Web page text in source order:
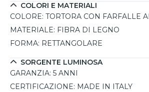
COLORI E MATERIALI
COLORE: TORTORA CON FARFALLE
MATERIALE: FIBRA DI LEGNO
FORMA: RETTANGOLARE
SORGENTE LUMINOSA
GARANZIA: 5 ANNI
CERTIFICAZIONE: MADE IN ITALY